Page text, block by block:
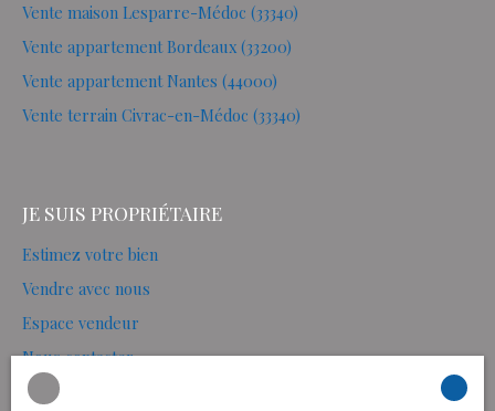
Vente maison Lesparre-Médoc (33340)
Vente appartement Bordeaux (33200)
Vente appartement Nantes (44000)
Vente terrain Civrac-en-Médoc (33340)
JE SUIS PROPRIÉTAIRE
Estimez votre bien
Vendre avec nous
Espace vendeur
Nous contacter